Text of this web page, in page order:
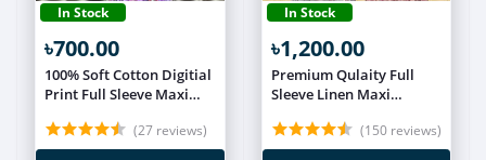
In Stock
৳700.00
100% Soft Cotton Digitial
Print Full Sleeve Maxi
(27 reviews)
In Stock
৳1,200.00
Premium Qulaity Full
Sleeve Linen Maxi
MCOM020
(150 reviews)